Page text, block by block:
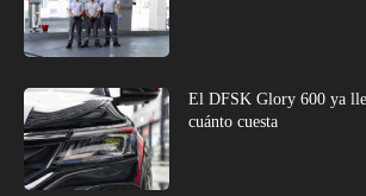
El DFSK Glory 600 ya
cuánto cuesta